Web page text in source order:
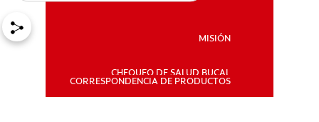
MISIÓN
CHEQUEO DE SALUD BUCAL
CORRESPONDENCIA DE PRODUCTOS